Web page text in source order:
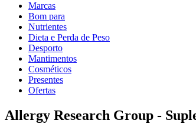
Marcas
Bom para
Nutrientes
Dieta e Perda de Peso
Desporto
Mantimentos
Cosméticos
Presentes
Ofertas
Allergy Research Group -